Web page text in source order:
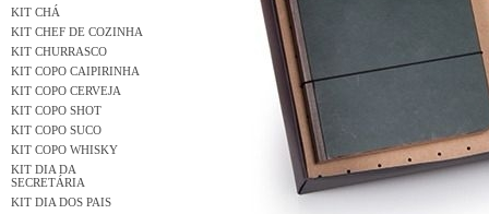
KIT CHÁ
KIT CHEF DE COZINHA
KIT CHURRASCO
KIT COPO CAIPIRINHA
KIT COPO CERVEJA
KIT COPO SHOT
KIT COPO SUCO
KIT COPO WHISKY
KIT DIA DA
SECRETÁRIA
KIT DIA DOS PAIS